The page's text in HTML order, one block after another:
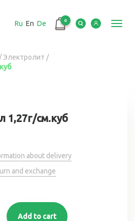
Ru En De 0
/Электролит /
1,27г/см.куб
about delivery
and exchange
Add to cart